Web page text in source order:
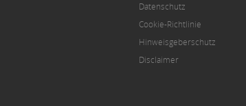
Datenschutz
Cookie-Richtlinie
Hinweisgeberschutz
Disclaimer